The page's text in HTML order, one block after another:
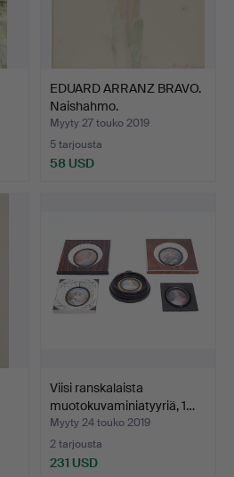
EDUARD ARRANZ BRAVO.
Naishahmo.
Myyty 27 touko 2019
5 tarjousta
58 USD
Viisi ranskalaista
muotokuvaminiatyyriä, 1…
Myyty 24 touko 2019
2 tarjousta
231 USD